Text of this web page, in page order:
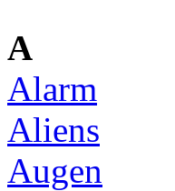
A
Alarm
Aliens
Augen